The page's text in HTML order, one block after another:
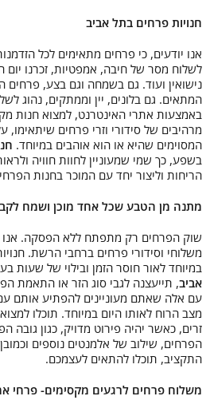
חנויות פרחים בתל אביב
אנו יודעים, כי פרחים מתאימים לכל
לשלוח מסר של חיבה, אמפטיות, זכרנו יום
נישואין ועוד. גם בשמחה וגם בצע, פרחים
המתאים. גם בלונים, יין וממתקים, נהוג
באמצעות אתרי האינטרנט, למצוא חנות
מרהיבים של סידורי וזרי פרחים שיתאימו,
המסוימים שהיא או הוא אוהבים במיוחד.
בשפע, כך שמי שמעוניין לחוות חוויה
הריחות וליצור יחד עם המוכר בחנות
מתנה מן הטבע שכל אחד מוכן ושמח
שוק הפרחים רק מתפתח ללא הפסקה. אנו
משלוחי וסידורי פרחים ברחבי הרשת.
במיוחד לאור חוסר הזמן ובילוי של שעות
אביב, תייעצנה לגבי סוג הזר או התאמת
עם אלה שאתם מעוניינים להפתיע אותם
מצב הרוח לאותו היום במיוחד. תוכלו
זרים, כאשר יהיה פירוט מדויק, כגון גובה
הפרחים, שילוב של אלמנטים נוספים
התקציב, תוכלו להתאים לעצמכם.
משלוח פרחים לרגעים מקסימים- פרחי